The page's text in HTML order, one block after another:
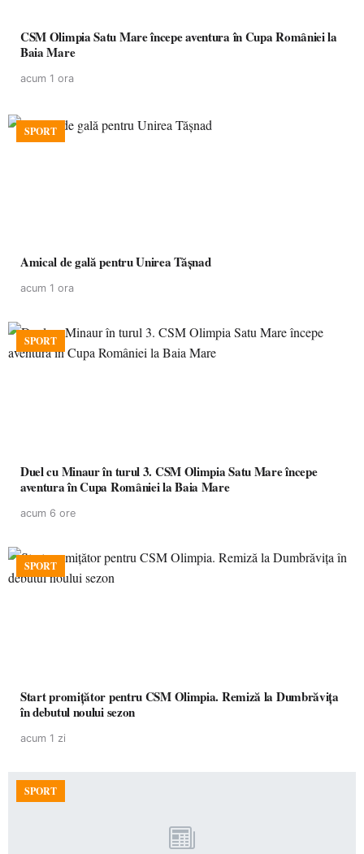
CSM Olimpia Satu Mare începe aventura în Cupa României la
Baia Mare
acum 1 ora
SPORT
Amical de gală pentru Unirea Tășnad
acum 1 ora
SPORT
Duel cu Minaur în turul 3. CSM Olimpia Satu Mare începe
aventura în Cupa României la Baia Mare
acum 6 ore
SPORT
Start promițător pentru CSM Olimpia. Remiză la Dumbrăvița
în debutul noului sezon
acum 1 zi
SPORT